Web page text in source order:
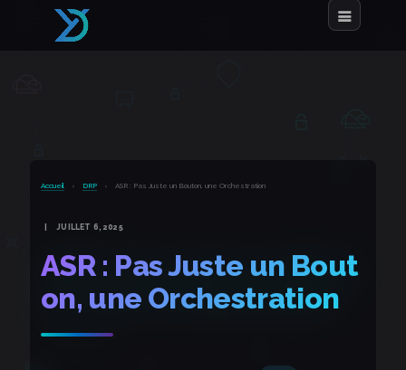
Accueil › DRP › ASR : Pas Juste un Bouton, une Orchestration
JUILLET 6, 2025
ASR : Pas Juste un Bout
on, une Orchestration